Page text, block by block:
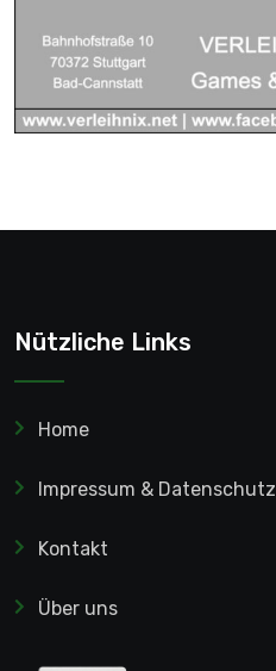
Nützliche Links
Home
Impressum & Datenschutz
Kontakt
Über uns